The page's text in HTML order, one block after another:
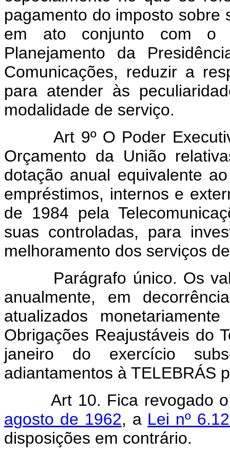
pagamento do imposto sobre
em ato conjunto com o
Planejamento da
Comunicações, reduzir a
para atender às
modalidade de serviço.
Art 9º O Poder
Orçamento da União
dotação anual equivalente
empréstimos, internos e
de 1984 pela
suas controladas, para
melhoramento dos serviços
Parágrafo único. Os
anualmente, em
atualizados
Obrigações Reajustáveis do
janeiro do exercício
adiantamentos à TELEBRÁS
Art 10. Fica revogado
agosto de 1962, a Lei nº
disposições em contrário.